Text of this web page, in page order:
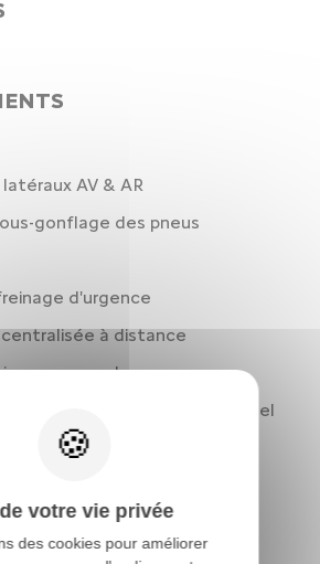
AV & AR
gonflage des pneus
d'urgence
à distance
en courbe
réglage en hauteur manuel
votre vie privée
des cookies pour améliorer